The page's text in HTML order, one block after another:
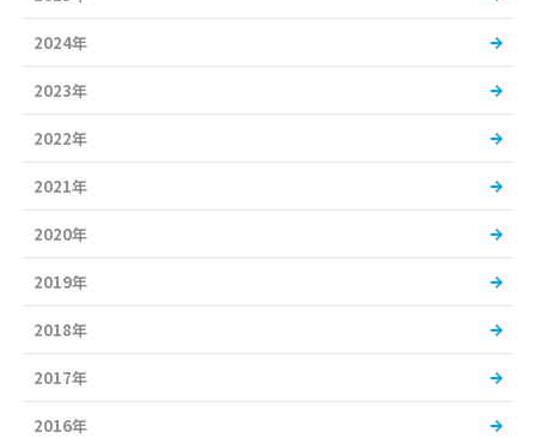
2024年
2023年
2022年
2021年
2020年
2019年
2018年
2017年
2016年